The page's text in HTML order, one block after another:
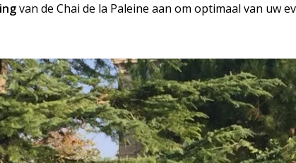
van de Chai de la Paleine aan om optimaal van uw